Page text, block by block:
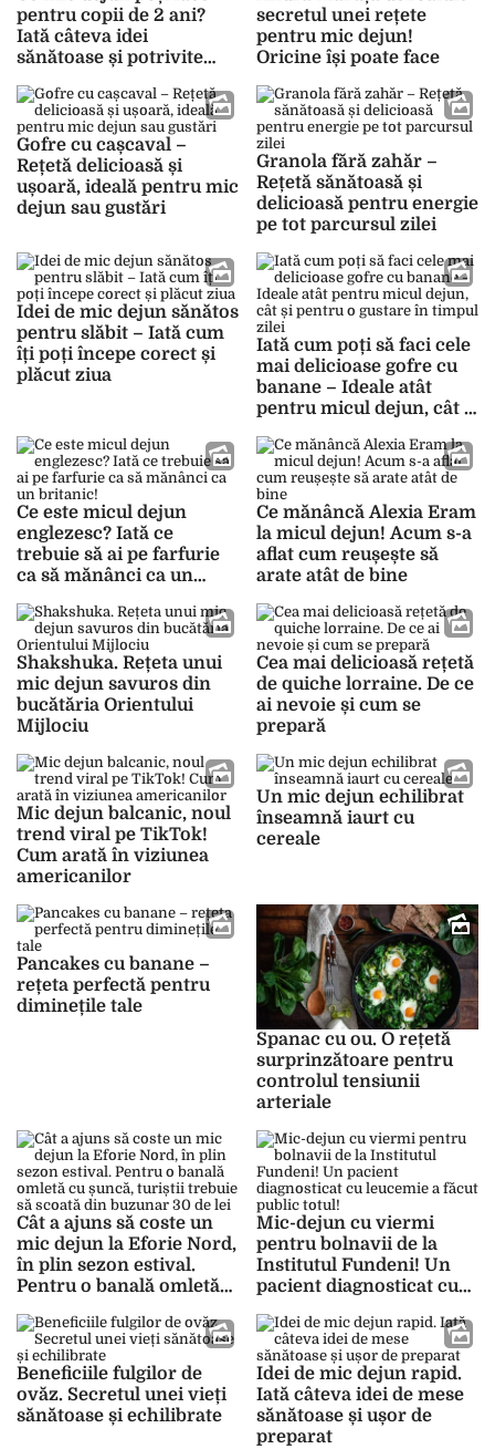
pentru copii de 2 ani?
Iată câteva idei
sănătoase și potrivite
secretul unei rețete
pentru mic dejun!
Oricine își poate face
Gofre cu cașcaval –
Rețetă delicioasă și
ușoară, ideală pentru mic
dejun sau gustări
Granola fără zahăr –
Rețetă sănătoasă și
delicioasă pentru energie
pe tot parcursul zilei
Idei de mic dejun sănătos
pentru slăbit – Iată cum
îți poți începe corect și
plăcut ziua
Iată cum poți să faci cele
mai delicioase gofre cu
banane – Ideale atât
pentru micul dejun, cât și
timpul zilei
Ce este micul dejun
englezesc? Iată ce
trebuie să ai pe farfurie
ca să mănânci ca un
Ce mănâncă Alexia Eram
la micul dejun! Acum s-a
aflat cum reușește să
arate atât de bine
Shakshuka. Rețeta unui
mic dejun savuros din
bucătăria Orientului
Mijlociu
Cea mai delicioasă rețetă
de quiche lorraine. De ce
ai nevoie și cum se
prepară
Mic dejun balcanic, noul
trend viral pe TikTok!
Cum arată în viziunea
americanilor
Un mic dejun echilibrat
înseamnă iaurt cu
cereale
Pancakes cu banane –
rețeta perfectă pentru
diminețile tale
Spanac cu ou. O rețetă
surprinzătoare pentru
controlul tensiunii
arteriale
Cât a ajuns să coste un
mic dejun la Eforie Nord,
în plin sezon estival.
Pentru o banală omletă
să scoată din buzunar 30
de lei
Mic-dejun cu viermi
pentru bolnavii de la
Institutul Fundeni! Un
pacient diagnosticat cu
totul!
Beneficiile fulgilor de
ovăz. Secretul unei vieți
sănătoase și echilibrate
Idei de mic dejun rapid.
Iată câteva idei de mese
sănătoase și ușor de
preparat